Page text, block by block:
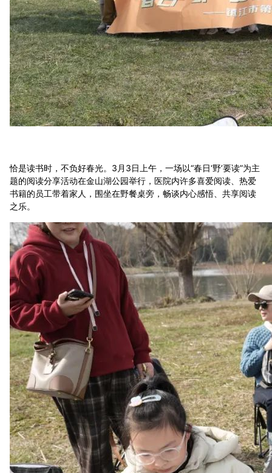
恰是读书时，不负好春光。3月3日上午，一场以“春日‘野’要读”为主
题的阅读分享活动在金山湖公园举行，医院内许多喜爱阅读、热爱
书籍的员工带着家人，围坐在野餐桌旁，畅谈内心感悟、共享阅读
之乐。